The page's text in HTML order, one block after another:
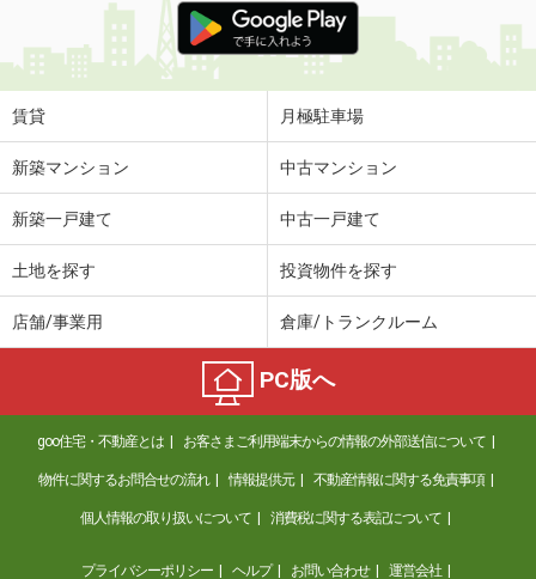
賃貸 月極駐車場
新築マンション 中古マンション
新築一戸建て 中古一戸建て
土地を探す 投資物件を探す
店舗/事業用 倉庫/トランクルーム
PC版へ
goo住宅・不動産とは お客さまご利用端末からの情報の外部送信について
物件に関するお問合せの流れ 情報提供元 不動産情報に関する免責事項
個人情報の取り扱いについて 消費税に関する表記について
プライバシーポリシー ヘルプ お問い合わせ 運営会社